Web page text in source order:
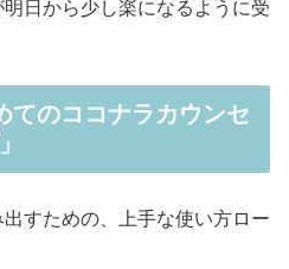
日から少し楽になるように受
てのココナラカウンセ
すための、上手な使い方ロー